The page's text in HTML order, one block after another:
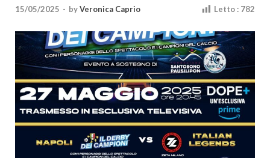
15/05/2025 - byVeronica Caprio Letto : 782